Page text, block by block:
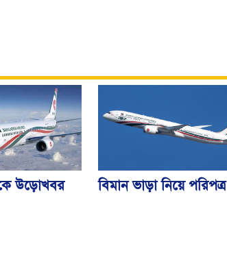
উড়োখবর
বিমান ভাড়া নিয়ে পরিপত্র